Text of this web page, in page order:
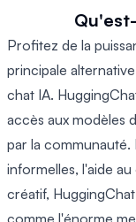
Profitez de la
principale
chat IA.
accès aux modèles
par la
informelles, l'aide
créatif,